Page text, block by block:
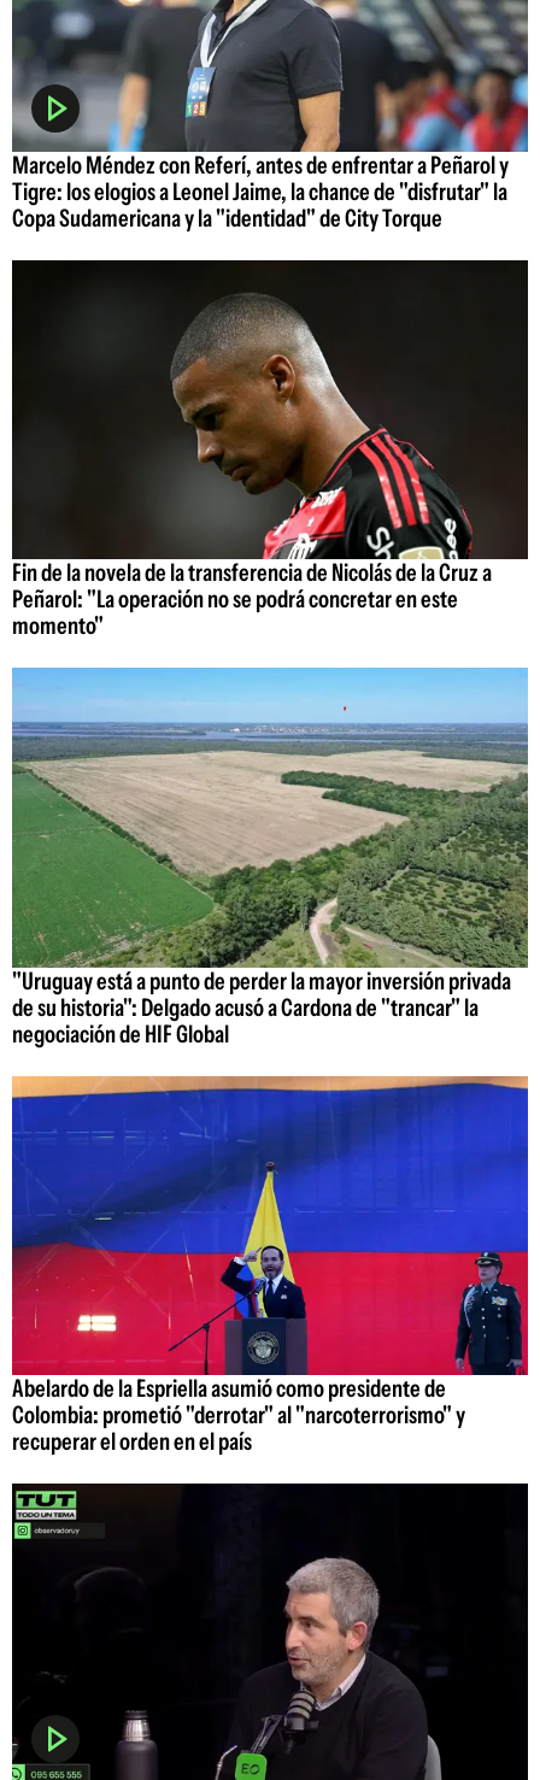
Marcelo Méndez con Referí, antes de enfrentar a Peñarol y
Tigre: los elogios a Leonel Jaime, la chance de "disfrutar" la
Copa Sudamericana y la "identidad" de City Torque
Fin de la novela de la transferencia de Nicolás de la Cruz a
Peñarol: "La operación no se podrá concretar en este
momento"
"Uruguay está a punto de perder la mayor inversión privada
de su historia": Delgado acusó a Cardona de "trancar" la
negociación de HIF Global
Abelardo de la Espriella asumió como presidente de
Colombia: prometió "derrotar" al "narcoterrorismo" y
recuperar el orden en el país